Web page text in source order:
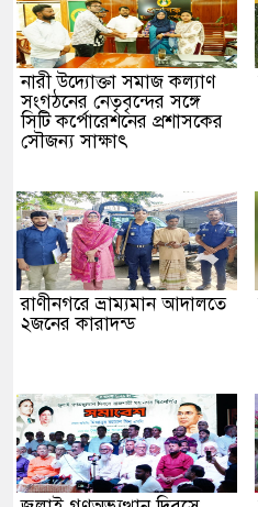
নারী উদ্যোক্তা সমাজ কল্যাণ
সংগঠনের নেতৃবৃন্দের সঙ্গে
সিটি কর্পোরেশনের প্রশাসকের
সৌজন্য সাক্ষাৎ
রাণীনগরে ভ্রাম্যমান আদালতে
২জনের কারাদন্ড